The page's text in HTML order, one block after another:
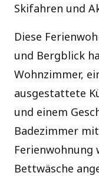
Skifahren und
Diese
und Bergblick
Wohnzimmer,
ausgestattete
und einem
Badezimmer
Ferienwohnung
Bettwäsche